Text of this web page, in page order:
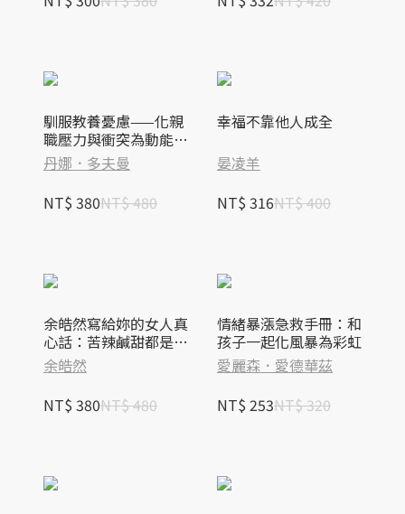
馴服教養憂慮——化親
職壓力與衝突為動能，
引導青少年走向成功之
路
丹娜．多夫曼
NT$ 380NT$ 480
幸福不靠他人成全
晏凌羊
NT$ 316NT$ 400
余皓然寫給妳的女人真
心話：苦辣鹹甜都是婚
姻的滋味，就看妳怎麼
料理
余皓然
NT$ 380NT$ 480
情緒暴漲急救手冊：和
孩子一起化風暴為彩虹
愛麗森．愛德華茲
NT$ 253NT$ 320